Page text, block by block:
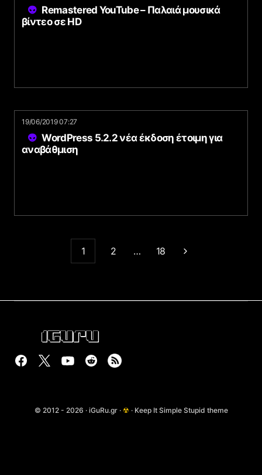
Remastered YouTube – Παλαιά μουσικά
βίντεο σε HD
19/06/2019 07:27
WordPress 5.2.2 νέα έκδοση έτοιμη για
αναβάθμιση
1 2 … 18
© 2012 - 2026 · iGuRu.gr · ☢ · Keep It Simple Stupid theme